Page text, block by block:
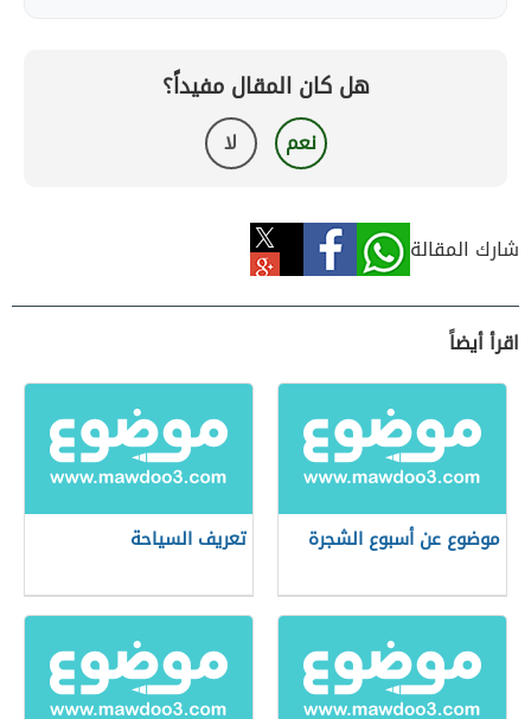
هل كان المقال مفيداً؟
نعم لا
شارك المقالة
اقرأ أيضاً
موضوع عن أسبوع الشجرة تعريف السياحة